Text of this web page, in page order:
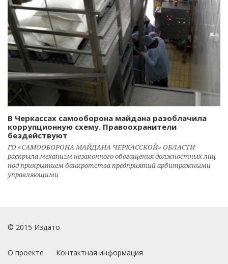
В Черкассах самооборона майдана разоблачила
коррупционную схему. Правоохранители
бездействуют
ГО «САМООБОРОНА МАЙДАНА ЧЕРКАССКОЙ» ОБЛАСТИ
раскрыла механизм незаконного обогащения должностных лиц
под прикрытием банкротства предприятий арбитражными
управляющими
© 2015 Издато
О проекте Контактная информация